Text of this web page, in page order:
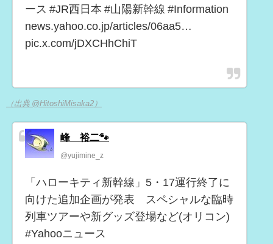
ース #JR西日本 #山陽新幹線 #Information
news.yahoo.co.jp/articles/06aa5…
pic.x.com/jDXCHhChiT
（出典 @HitoshiMisaka2）
峰 裕二🐾
@yujimine_z
「ハローキティ新幹線」5・17運行終了に
向けた追加企画が発表 スペシャルな臨時
列車ツアーや新グッズ登場など(オリコン)
#Yahooニュース